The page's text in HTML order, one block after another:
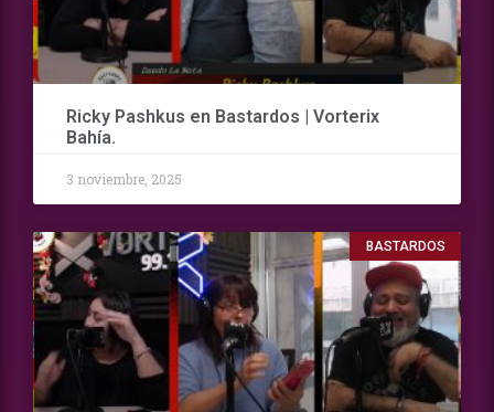
Ricky Pashkus en Bastardos | Vorterix
Bahía.
3 noviembre, 2025
BASTARDOS